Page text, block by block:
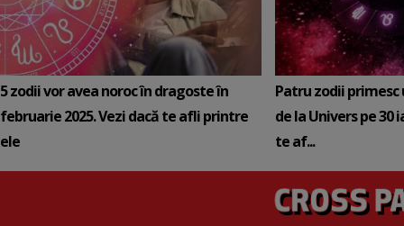
5 zodii vor avea noroc în dragoste în
februarie 2025. Vezi dacă te afli printre
ele
Patru zodii primesc
de la Univers pe 30
te af...